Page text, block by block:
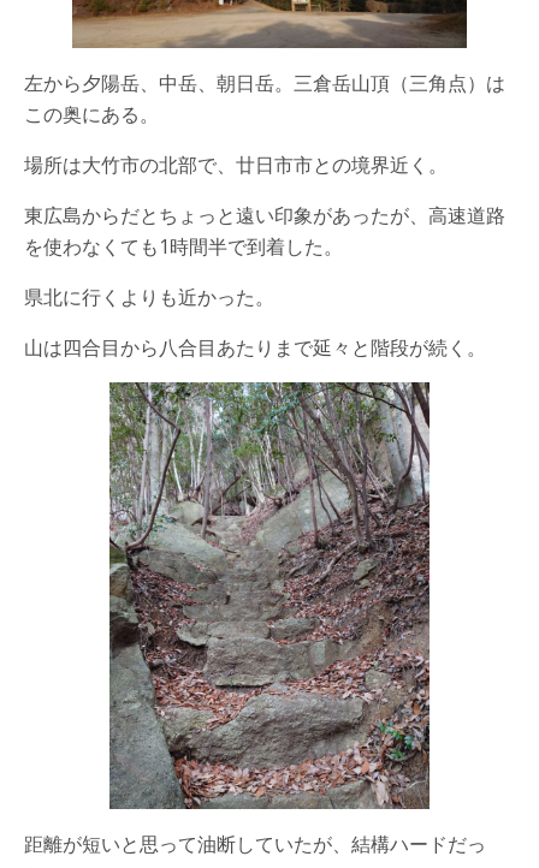
左から夕陽岳、中岳、朝日岳。三倉岳山頂（三角点）は
この奥にある。
場所は大竹市の北部で、廿日市市との境界近く。
東広島からだとちょっと遠い印象があったが、高速道路
を使わなくても1時間半で到着した。
県北に行くよりも近かった。
山は四合目から八合目あたりまで延々と階段が続く。
距離が短いと思って油断していたが、結構ハードだっ